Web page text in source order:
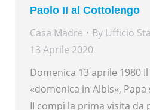
Paolo II al Cottolengo
Casa Madre By Ufficio
13 Aprile 2020
Domenica 13 aprile 1980
«domenica in Albis»,
II compì la prima visita da